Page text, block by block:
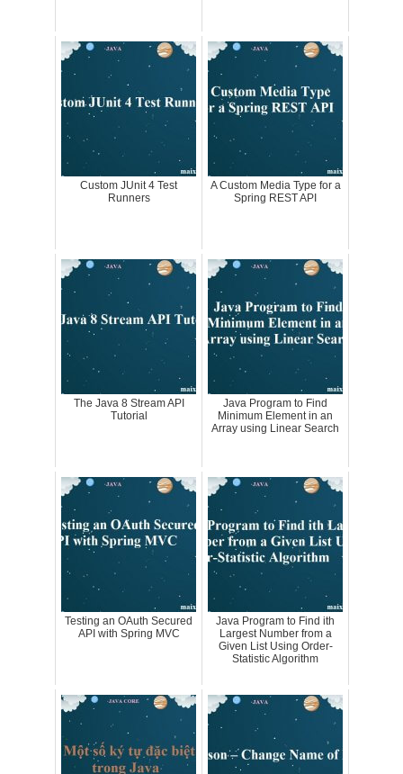
Custom JUnit 4 Test
Runners
A Custom Media Type for a
Spring REST API
The Java 8 Stream API
Tutorial
Java Program to Find
Minimum Element in an
Array using Linear Search
Testing an OAuth Secured
API with Spring MVC
Java Program to Find ith
Largest Number from a
Given List Using Order-
Statistic Algorithm